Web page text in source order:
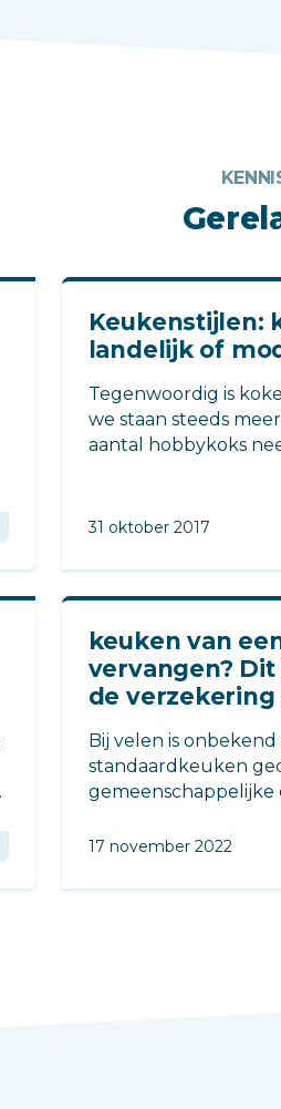
Keukenstijlen:
landelijk of
Tegenwoordig is
we staan steeds
aantal hobbykoks
voldoet.
31 oktober 2017
keuken van
vervangen?
de verzekering
Bij velen is
standaardkeuken
gemeenschappelijke
17 november 2022